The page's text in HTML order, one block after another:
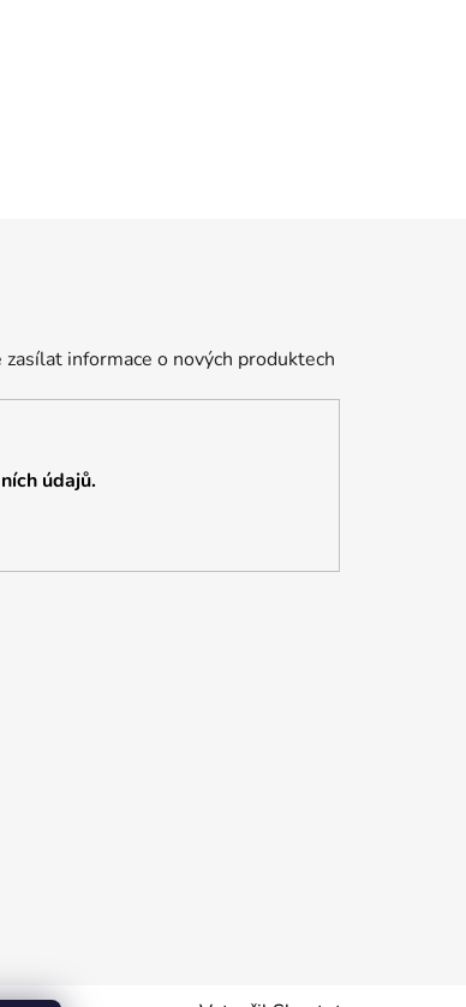
informace o nových produktech
údajů.